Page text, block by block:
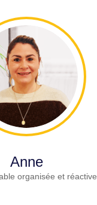
Anne
organisée et réactive